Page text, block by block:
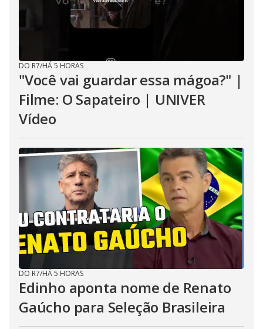
DO R7/HÁ 5 HORAS
"Você vai guardar essa mágoa?" |
Filme: O Sapateiro | UNIVER
Vídeo
DO R7/HÁ 5 HORAS
Edinho aponta nome de Renato
Gaúcho para Seleção Brasileira